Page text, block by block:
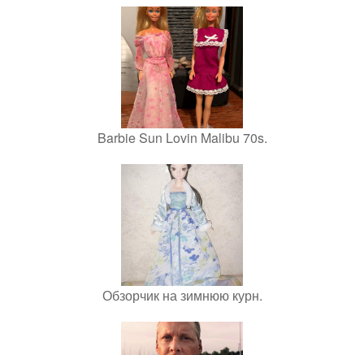
Barbie Sun Lovin Malibu 70s.
Обзорчик на зимнюю курн.